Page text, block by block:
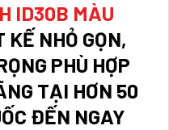
ID30B MÀU
KẾ NHỎ GỌN,
PHÙ HỢP
TẠI HƠN 50
ĐẾN NGAY